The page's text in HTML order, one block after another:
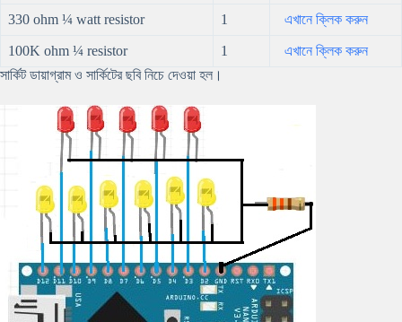
330 ohm ¼ watt resistor 1 এখানে ক্লিক করুন
100K ohm ¼ resistor 1
এখানে ক্লিক করুন
সার্কিট ডায়াগ্রাম ও সার্কিটের ছবি নিচে দেওয়া হল।